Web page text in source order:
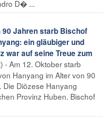
D� ...
90 Jahren starb Bischof
ein gläubiger und
war auf seine Treue zum
- Am 12. Oktober starb
Hanyang im Alter von 90
Diözese Hanyang
Provinz Huben. Bischof